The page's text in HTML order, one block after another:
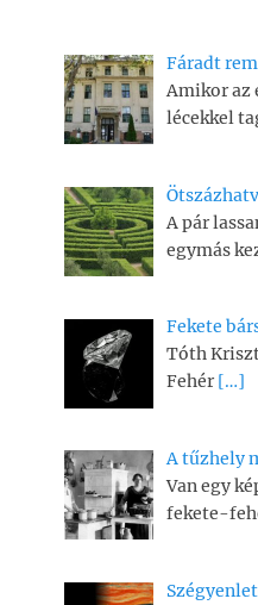
Fáradt
Amikor az
lécekkel
A pár
egymás
Fekete
Tóth
Fehér […]
A tűzhely
Van egy
fekete-